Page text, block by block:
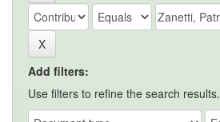
Add filters:
Use filters to refine the search results.